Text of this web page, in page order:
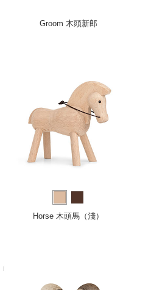
Groom 木頭新郎
Horse 木頭馬（淺）